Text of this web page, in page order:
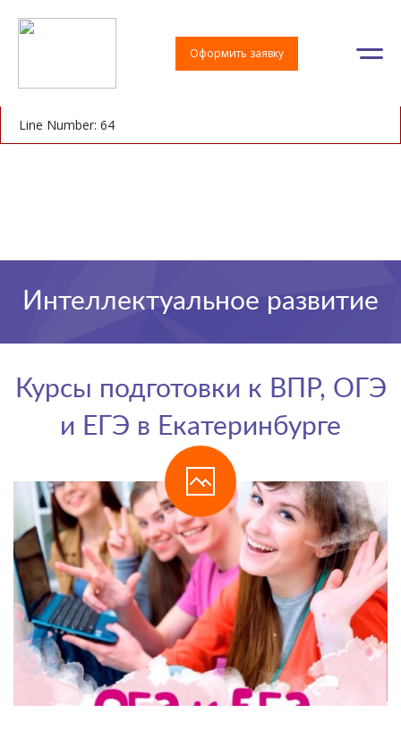
A PHP Error was encountered
Message: Undefined index: pid
Line Number: 64
Оформить заявку
Интеллектуальное развитие
Курсы подготовки к ВПР, ОГЭ
и ЕГЭ в Екатеринбурге